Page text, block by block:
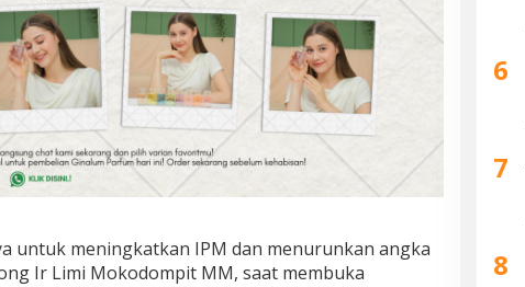
untuk meningkatkan IPM dan menurunkan angka
Ir Limi Mokodompit MM, saat membuka
6
7
8